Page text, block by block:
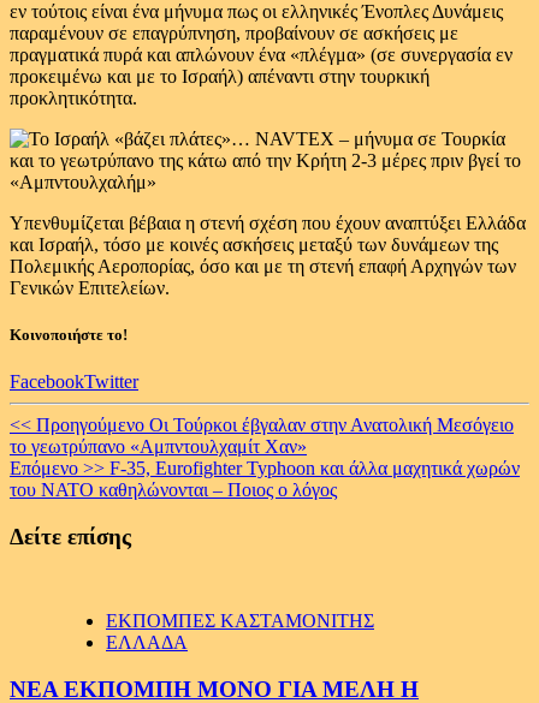
εν τούτοις είναι ένα μήνυμα πως οι ελληνικές Ένοπλες Δυνάμεις
παραμένουν σε επαγρύπνηση, προβαίνουν σε ασκήσεις με
πραγματικά πυρά και απλώνουν ένα «πλέγμα» (σε συνεργασία εν
προκειμένω και με το Ισραήλ) απέναντι στην τουρκική
προκλητικότητα.
Υπενθυμίζεται βέβαια η στενή σχέση που έχουν αναπτύξει Ελλάδα
και Ισραήλ, τόσο με κοινές ασκήσεις μεταξύ των δυνάμεων της
Πολεμικής Αεροπορίας, όσο και με τη στενή επαφή Αρχηγών των
Γενικών Επιτελείων.
Κοινοποιήστε το!
FacebookTwitter
Continue
Reading
<< Προηγούμενο Οι Τούρκοι έβγαλαν στην Ανατολική Μεσόγειο
το γεωτρύπανο «Αμπντουλχαμίτ Χαν»
Επόμενο >> F-35, Eurofighter Typhoon και άλλα μαχητικά χωρών
του NATO καθηλώνονται – Ποιος ο λόγος
Δείτε επίσης
ΕΚΠΟΜΠΕΣ ΚΑΣΤΑΜΟΝΙΤΗΣ
ΕΛΛΑΔΑ
ΝΕΑ ΕΚΠΟΜΠΗ ΜΟΝΟ ΓΙΑ ΜΕΛΗ Η